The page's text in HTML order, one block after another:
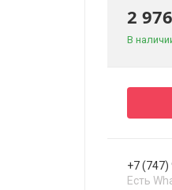
2
В
+7 (747)
Есть